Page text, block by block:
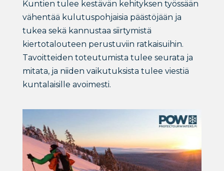
Kuntien tulee kestävän kehityksen työssään
vähentää kulutuspohjaisia päästöjään ja
tukea sekä kannustaa siirtymistä
kiertotalouteen perustuviin ratkaisuihin.
Tavoitteiden toteutumista tulee seurata ja
mitata, ja niiden vaikutuksista tulee viestiä
kuntalaisille avoimesti.